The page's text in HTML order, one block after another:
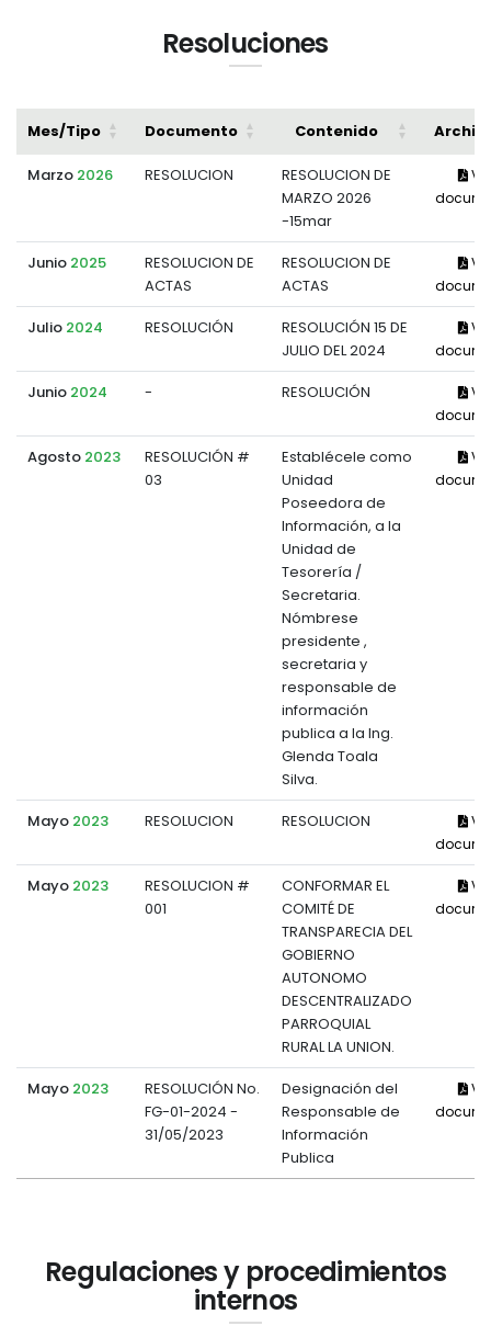
Resoluciones
Mes/Tipo Documento Contenido
Marzo 2026 RESOLUCION
RESOLUCION DE
MARZO 2026
-15mar
Ver
Junio 2025
RESOLUCION DE
ACTAS
RESOLUCION DE
ACTAS
Ver
Julio 2024 RESOLUCIÓN
RESOLUCIÓN 15 DE
JULIO DEL 2024
Ver
Junio 2024 - RESOLUCIÓN
Ver
Agosto 2023
RESOLUCIÓN #
03
Establécele como
Unidad
Poseedora de
Información, a la
Unidad de
Tesorería /
Secretaria.
Nómbrese
presidente ,
secretaria y
responsable de
información
publica a la Ing.
Glenda Toala
Silva.
Ver
Mayo 2023 RESOLUCION RESOLUCION
Ver
Mayo 2023
RESOLUCION #
001
CONFORMAR EL
COMITÉ DE
TRANSPARECIA DEL
GOBIERNO
AUTONOMO
DESCENTRALIZADO
PARROQUIAL
RURAL LA UNION.
Ver
Mayo 2023
RESOLUCIÓN No.
FG-01-2024 -
31/05/2023
Designación del
Responsable de
Información
Publica
Ver
Regulaciones y procedimientos
internos